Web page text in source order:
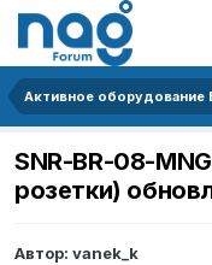
SNR-BR-08-
розетки)
Автор: vanek_k